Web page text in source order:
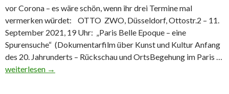
vor Corona – es wäre schön, wenn ihr drei Termine mal
vermerken würdet: OTTO ZWO, Düsseldorf, Ottostr.2 – 11.
September 2021, 19 Uhr: „Paris Belle Epoque – eine
Spurensuche“ (Dokumentarfilm über Kunst und Kultur Anfang
des 20. Jahrunderts – Rückschau und OrtsBegehung im Paris …
weiterlesen →